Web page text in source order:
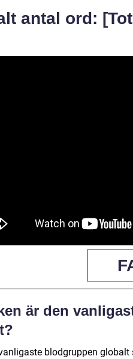
antal ord:
är den
blodgruppen globalt